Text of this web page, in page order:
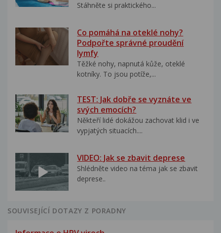
Stáhněte si praktického...
Co pomáhá na oteklé nohy?
Podpořte správné proudění
lymfy
Těžké nohy, napnutá kůže, oteklé
kotníky. To jsou potíže,...
TEST: Jak dobře se vyznáte ve
svých emocích?
Někteří lidé dokážou zachovat klid i ve
vypjatých situacích....
VIDEO: Jak se zbavit deprese
Shlédněte video na téma jak se zbavit
deprese..
SOUVISEJÍCÍ DOTAZY Z PORADNY